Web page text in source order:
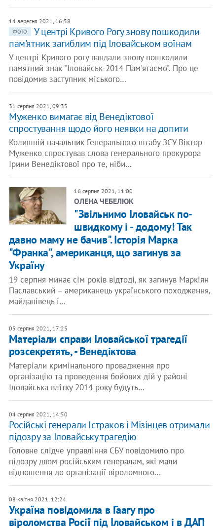
14 вересня 2021, 16:58
ФОТО
У центрі Кривого Рогу знову пошкодили
пам'ятник загиблим під Іловайськом воїнам
У центрі Кривого рогу вандали знову пошкодили
памятний знак "Іловайськ-2014 Пам'ятаємо". Про це
повідомив заступник міського…
31 серпня 2021, 09:35
Муженко вимагає від Венедіктової
спростування щодо його неявки на допити
Колишній начальник Генерального штабу ЗСУ Віктор
Муженко спростував слова генерального прокурора
Ірини Венедіктової про те, ніби…
16 серпня 2021, 11:00
ОЛЕНА ЧЕБЕЛЮК
"Звільнимо Іловайськ по-
швидкому і - додому! Так
давно маму не бачив". Історія Марка
"Франка", американця, що загинув за
Україну
19 серпня минає сім років відтоді, як загинув Маркіян
Паславський – американець українського походження,
майданівець і…
05 серпня 2021, 17:25
Матеріали справи Іловайської трагедії
розсекретять, - Венедіктова
Матеріали кримінального провадження про
організацію та проведення бойових дій у районі
Іловайська влітку 2014 року будуть…
04 серпня 2021, 14:50
Російські генерали Істраков і Мізінцев отримали
підозру за Іловайську трагедію
Головне слідче управління СБУ повідомило про
підозру двом російським генералам, які мали
відношення до організації віроломного…
08 квітня 2021, 12:24
Україна повідомила в Гаагу про
віроломства Росії під Іловайськом і в ДАП